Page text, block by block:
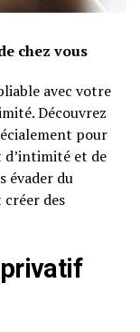
chez vous
avec votre
Découvrez
pour
et de
évader du
des